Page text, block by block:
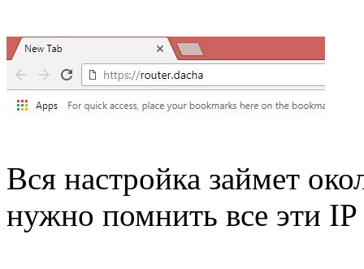
Вся настройка займет
нужно помнить все эти IP